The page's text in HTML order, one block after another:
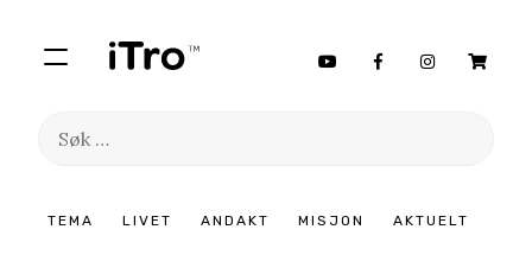
TEMA LIVET ANDAKT MISJON AKTUELT
Søk